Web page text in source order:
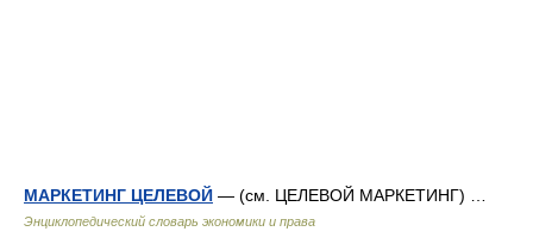
МАРКЕТИНГ ЦЕЛЕВОЙ — (см. ЦЕЛЕВОЙ МАРКЕТИНГ) …
Энциклопедический словарь экономики и права